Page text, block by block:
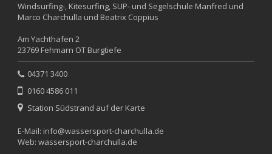
Windsurfing-, Kitesurfing, SUP- und Segelschule Manfred und
Marco Charchulla und Beatrix Coppius
Am Yachthafen 2
23769 Fehmarn OT Burgtiefe
04371 3400
0160 4586 011
Station Südstrand auf der Karte
E-Mail: info@wassersport-charchulla.de
Web:wassersport-charchulla.de